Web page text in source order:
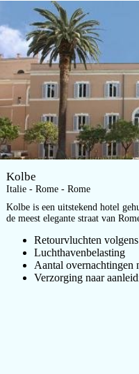
Kolbe
Italie - Rome - Rome
Kolbe is een uitstekend hotel
de meest elegante straat van
Retourvluchten
Luchthavenbelasting
Aantal overnachtingen
Verzorging naar